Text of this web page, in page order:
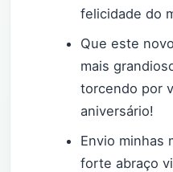
felicidade do
Que este
mais
torcendo por
aniversário!
Envio minhas
forte abraço